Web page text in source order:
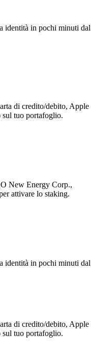
identità in pochi minuti dal
di credito/debito, Apple
sul tuo portafoglio.
New Energy Corp.,
attivare lo staking.
identità in pochi minuti dal
di credito/debito, Apple
sul tuo portafoglio.